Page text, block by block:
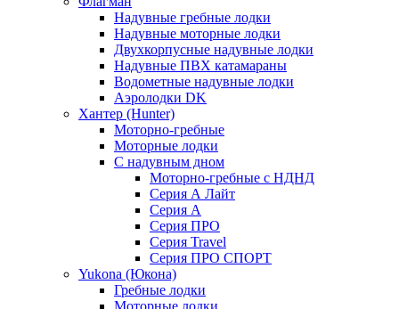
Надувные гребные лодки
Надувные моторные лодки
Двухкорпусные надувные лодки
Надувные ПВХ катамараны
Водометные надувные лодки
Аэролодки DK
Хантер (Hunter)
Моторно-гребные
Моторные лодки
С надувным дном
Моторно-гребные с НДНД
Серия А Лайт
Серия А
Серия ПРО
Серия Travel
Серия ПРО СПОРТ
Yukona (Юкона)
Гребные лодки
Моторные лодки